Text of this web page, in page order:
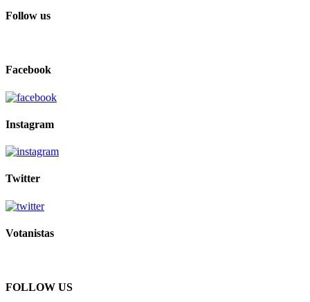
Follow us
Facebook
Instagram
Twitter
Votanistas
FOLLOW US